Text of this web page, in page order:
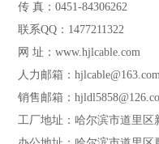
传 真：0451-84306262
联系QQ：1477211322
网 址：www.hjlcable.com
人力邮箱：
销售邮箱：
工厂地址：哈尔滨市道里区